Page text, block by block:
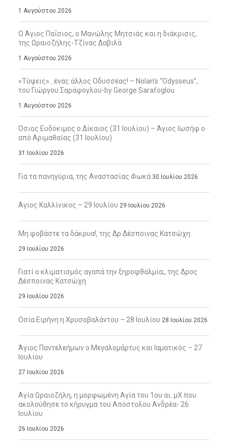
1 Αυγούστου 2026
Ο Άγιος Παΐσιος, ο Μανώλης Μητσιάς και η διάκρισις,
της Ωραιοζήλης-Τζίνας Δαβιλά
1 Αυγούστου 2026
«Τύψεις»…ένας άλλος Οδυσσέας! – Nolan’s “Odysseus”,
του Γιώργου Σαράφογλου-by George Sarafoglou
1 Αυγούστου 2026
Όσιος Ευδόκιμος ο Δίκαιος (31 Ιουλίου) – Άγιος Ιωσήφ ο
από Αριμαθαίας (31 Ιουλίου)
31 Ιουλίου 2026
Για τα πανηγύρια, της Αναστασίας Φωκά 30 Ιουλίου 2026
Άγιος Καλλίνικος – 29 Ιουλίου 29 Ιουλίου 2026
Μη φοβάστε τα δάκρυα!, της Δρ Δέσποινας Κατσώχη
29 Ιουλίου 2026
Γιατί ο κλιματισμός αγαπά την ξηροφθαλμία;, της Δρος
Δέσποινας Κατσώχη
29 Ιουλίου 2026
Οσία Ειρήνη η Χρυσοβαλάντου – 28 Ιουλίου 28 Ιουλίου 2026
Άγιος Παντελεήμων ο Μεγαλομάρτυς και Ιαματικός – 27
Ιουλίου
27 Ιουλίου 2026
Αγία Ωραιοζήλη, η μορφωμένη Αγία του 1ου αι. μΧ που
ακολούθησε το κήρυγμα του Απόστολου Ανδρέα- 26
Ιουλίου
26 Ιουλίου 2026